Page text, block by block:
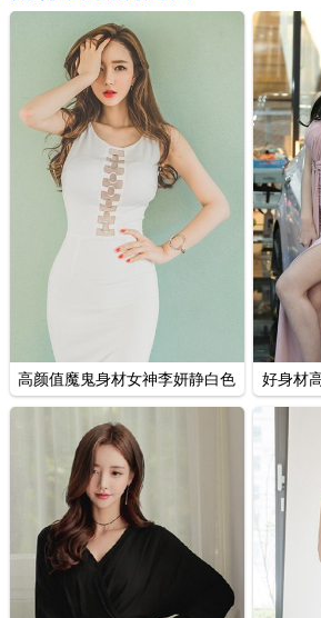
高颜值魔鬼身材女神李妍静白色
长裙室内写真
好身材